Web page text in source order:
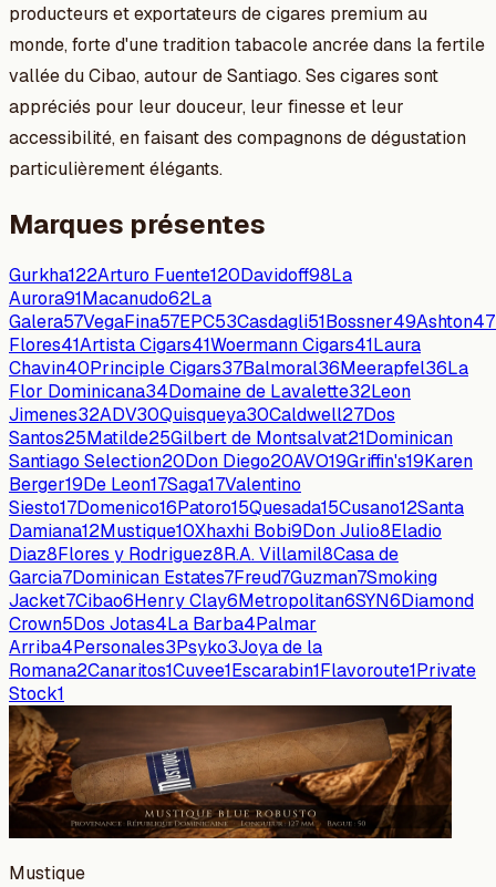
producteurs et exportateurs de cigares premium au
monde, forte d'une tradition tabacole ancrée dans la fertile
vallée du Cibao, autour de Santiago. Ses cigares sont
appréciés pour leur douceur, leur finesse et leur
accessibilité, en faisant des compagnons de dégustation
particulièrement élégants.
Marques présentes
Gurkha122Arturo Fuente120Davidoff98La
Aurora91Macanudo62La
Galera57VegaFina57EPC53Casdagli51Bossner49Ashton47
Flores41Artista Cigars41Woermann Cigars41Laura
Chavin40Principle Cigars37Balmoral36Meerapfel36La
Flor Dominicana34Domaine de Lavalette32Leon
Jimenes32ADV30Quisqueya30Caldwell27Dos
Santos25Matilde25Gilbert de Montsalvat21Dominican
Santiago Selection20Don Diego20AVO19Griffin's19Karen
Berger19De Leon17Saga17Valentino
Siesto17Domenico16Patoro15Quesada15Cusano12Santa
Damiana12Mustique10Xhaxhi Bobi9Don Julio8Eladio
Diaz8Flores y Rodriguez8R.A. Villamil8Casa de
Garcia7Dominican Estates7Freud7Guzman7Smoking
Jacket7Cibao6Henry Clay6Metropolitan6SYN6Diamond
Crown5Dos Jotas4La Barba4Palmar
Arriba4Personales3Psyko3Joya de la
Romana2Canaritos1Cuvee1Escarabin1Flavoroute1Private
Stock1
Mustique